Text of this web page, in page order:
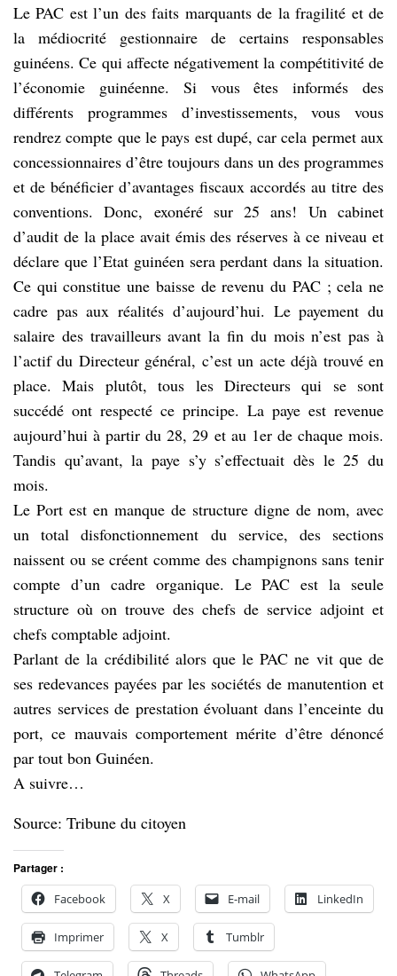
Le PAC est l’un des faits marquants de la fragilité et de
la médiocrité gestionnaire de certains responsables
guinéens. Ce qui affecte négativement la compétitivité de
l’économie guinéenne. Si vous êtes informés des
différents programmes d’investissements, vous vous
rendrez compte que le pays est dupé, car cela permet aux
concessionnaires d’être toujours dans un des programmes
et de bénéficier d’avantages fiscaux accordés au titre des
conventions. Donc, exonéré sur 25 ans! Un cabinet
d’audit de la place avait émis des réserves à ce niveau et
déclare que l’Etat guinéen sera perdant dans la situation.
Ce qui constitue une baisse de revenu du PAC ; cela ne
cadre pas aux réalités d’aujourd’hui. Le payement du
salaire des travailleurs avant la fin du mois n’est pas à
l’actif du Directeur général, c’est un acte déjà trouvé en
place. Mais plutôt, tous les Directeurs qui se sont
succédé ont respecté ce principe. La paye est revenue
aujourd’hui à partir du 28, 29 et au 1er de chaque mois.
Tandis qu’avant, la paye s’y s’effectuait dès le 25 du
mois.
Le Port est en manque de structure digne de nom, avec
un total disfonctionnement du service, des sections
naissent ou se créent comme des champignons sans tenir
compte d’un cadre organique. Le PAC est la seule
structure où on trouve des chefs de service adjoint et
chefs comptable adjoint.
Parlant de la crédibilité alors que le PAC ne vit que de
ses redevances payées par les sociétés de manutention et
autres services de prestation évoluant dans l’enceinte du
port, ce mauvais comportement mérite d’être dénoncé
par tout bon Guinéen.
A suivre…
Source: Tribune du citoyen
Partager :
Facebook
X E-mail LinkedIn
Imprimer X Tumblr